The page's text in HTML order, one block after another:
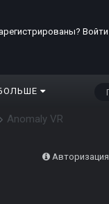
Войти
Anomaly VR
Авторизация